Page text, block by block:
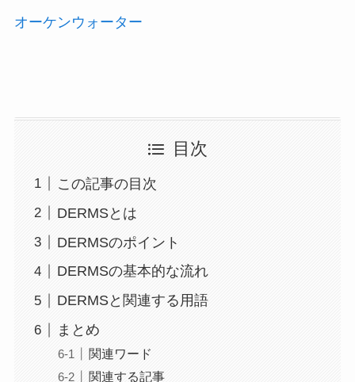
オーケンウォーター
目次
この記事の目次
DERMSとは
DERMSのポイント
DERMSの基本的な流れ
DERMSと関連する用語
まとめ
関連ワード
関連する記事